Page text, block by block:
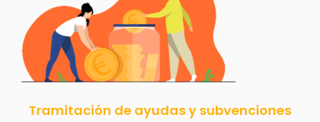
Tramitación de ayudas y subvenciones